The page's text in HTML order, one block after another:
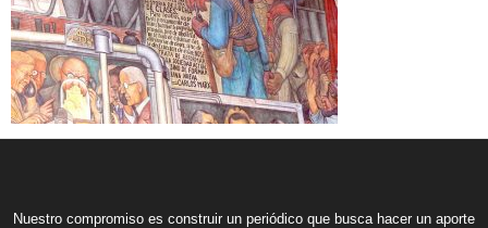
Nuestro compromiso es construir un periódico que busca hacer un aporte